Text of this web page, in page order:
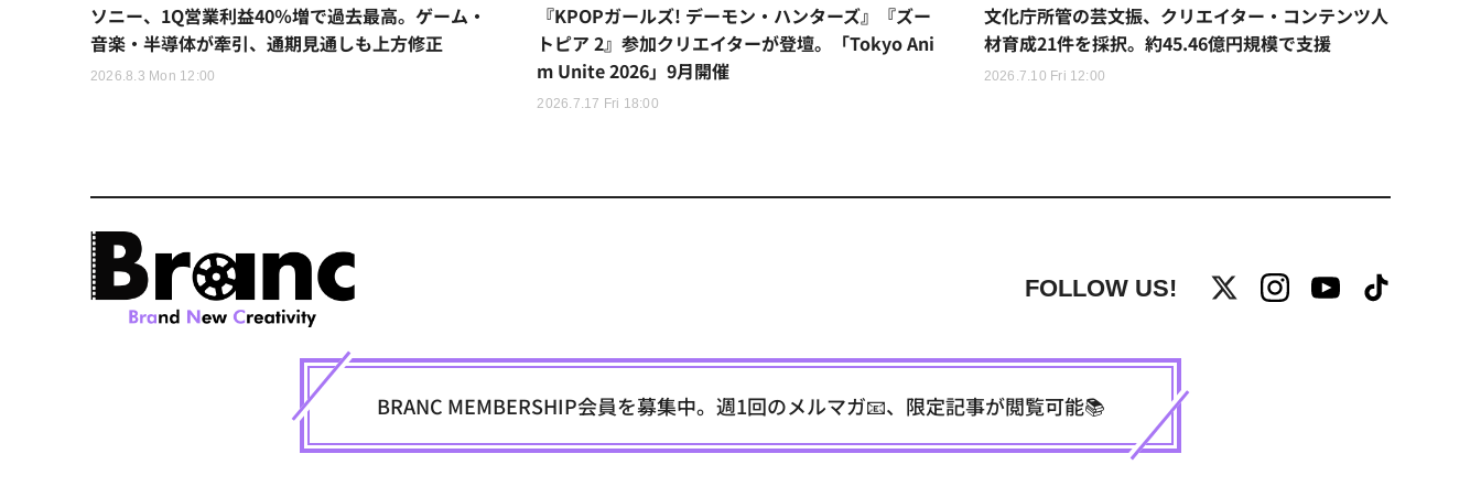
ソニー、1Q営業利益40％増で過去最高。ゲーム・
音楽・半導体が牽引、通期見通しも上方修正
2026.8.3 Mon 12:00
『KPOPガールズ! デーモン・ハンターズ』『ズー
トピア 2』参加クリエイターが登壇。「Tokyo Ani
m Unite 2026」9月開催
2026.7.17 Fri 18:00
文化庁所管の芸文振、クリエイター・コンテンツ人
材育成21件を採択。約45.46億円規模で支援
2026.7.10 Fri 12:00
FOLLOW US!
BRANC MEMBERSHIP会員を募集中。週1回のメルマガ📧、限定記事が閲覧可能📚